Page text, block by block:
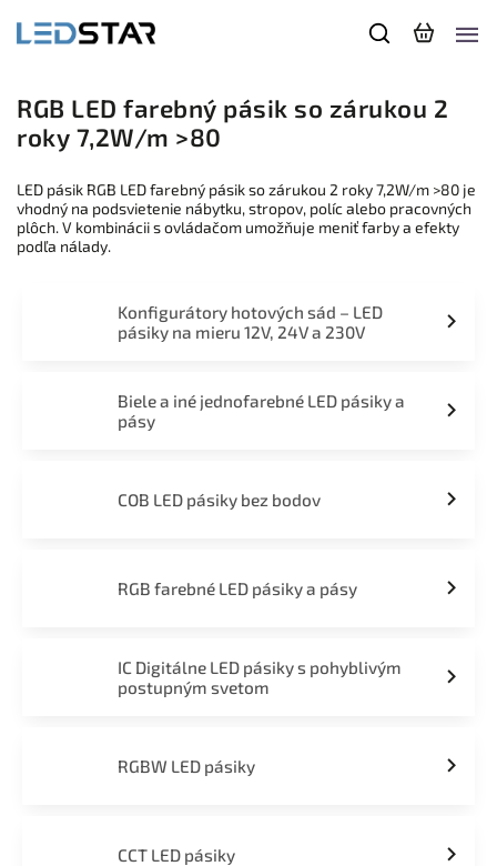
RGB LED farebný pásik so zárukou 2
roky 7,2W/m >80
LED pásik RGB LED farebný pásik so zárukou 2 roky 7,2W/m >80 je
vhodný na podsvietenie nábytku, stropov, políc alebo pracovných
plôch. V kombinácii s ovládačom umožňuje meniť farby a efekty
podľa nálady.
Konfigurátory hotových sád – LED
pásiky na mieru 12V, 24V a 230V
Biele a iné jednofarebné LED pásiky a
pásy
COB LED pásiky bez bodov
RGB farebné LED pásiky a pásy
IC Digitálne LED pásiky s pohyblivým
postupným svetom
RGBW LED pásiky
CCT LED pásiky